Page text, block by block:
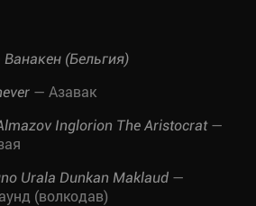
(Бельгия)
— Азавак
Inglorion The Aristocrat—
Urala Dunkan Maklaud —
(волкодав)